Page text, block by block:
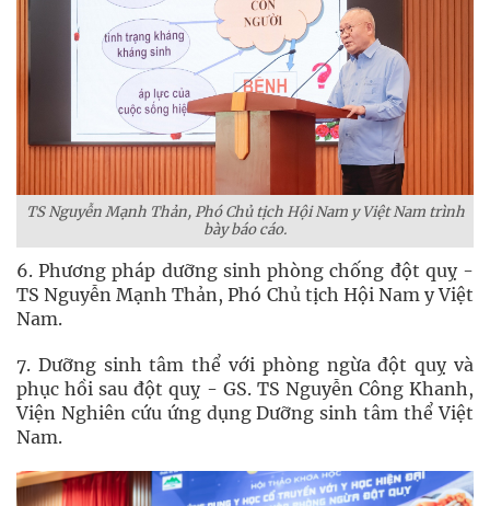
TS Nguyễn Mạnh Thản, Phó Chủ tịch Hội Nam y Việt Nam trình
bày báo cáo.
6. Phương pháp dưỡng sinh phòng chống đột quỵ -
TS Nguyễn Mạnh Thản, Phó Chủ tịch Hội Nam y Việt
Nam.
7. Dưỡng sinh tâm thể với phòng ngừa đột quỵ và
phục hồi sau đột quỵ - GS. TS Nguyễn Công Khanh,
Viện Nghiên cứu ứng dụng Dưỡng sinh tâm thể Việt
Nam.